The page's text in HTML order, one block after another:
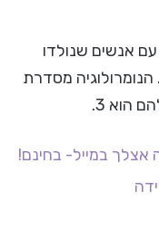
אנשים שנולדו
מסדרת
הוא 3.
אצלך במייל- בחינם!